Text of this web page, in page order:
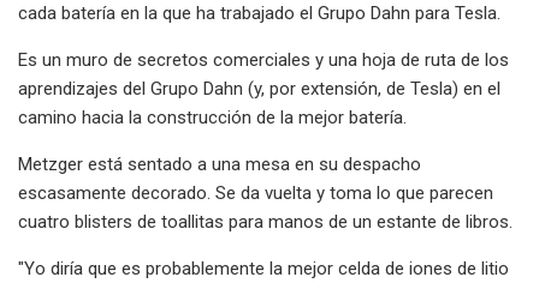
cada batería en la que ha trabajado el Grupo Dahn para Tesla.
Es un muro de secretos comerciales y una hoja de ruta de los
aprendizajes del Grupo Dahn (y, por extensión, de Tesla) en el
camino hacia la construcción de la mejor batería.
Metzger está sentado a una mesa en su despacho
escasamente decorado. Se da vuelta y toma lo que parecen
cuatro blisters de toallitas para manos de un estante de libros.
"Yo diría que es probablemente la mejor celda de iones de litio